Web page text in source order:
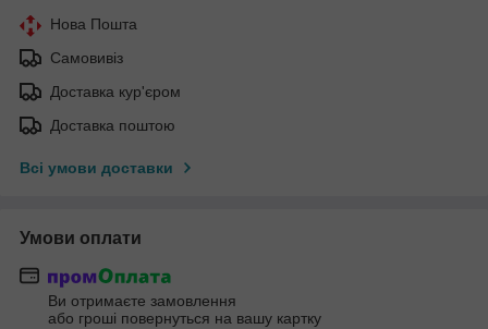
Нова Пошта
Самовивіз
Доставка кур'єром
Доставка поштою
Всі умови доставки
Умови оплати
Ви отримаєте замовлення
або гроші повернуться на вашу картку